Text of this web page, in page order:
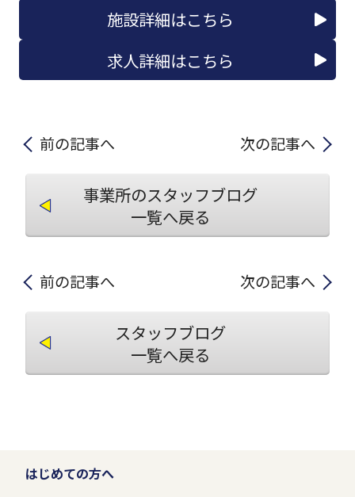
施設詳細はこちら
求人詳細はこちら
前の記事へ 次の記事へ
事業所のスタッフブログ
一覧へ戻る
前の記事へ 次の記事へ
スタッフブログ
一覧へ戻る
はじめての方へ